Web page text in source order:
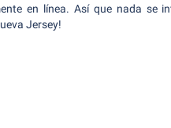
en línea. Así que nada se
Jersey!